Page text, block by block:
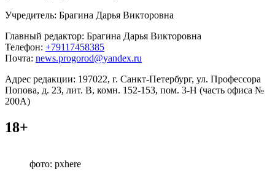
Учредитель: Брагина Дарья Викторовна
Главный редактор: Брагина Дарья Викторовна
Телефон: +79117458385
Почта: news.progorod@yandex.ru
Адрес редакции: 197022, г. Санкт-Петербург, ул. Профессора
Попова, д. 23, лит. В, комн. 152-153, пом. 3-Н (часть офиса №
200А)
18+
фото: pxhere